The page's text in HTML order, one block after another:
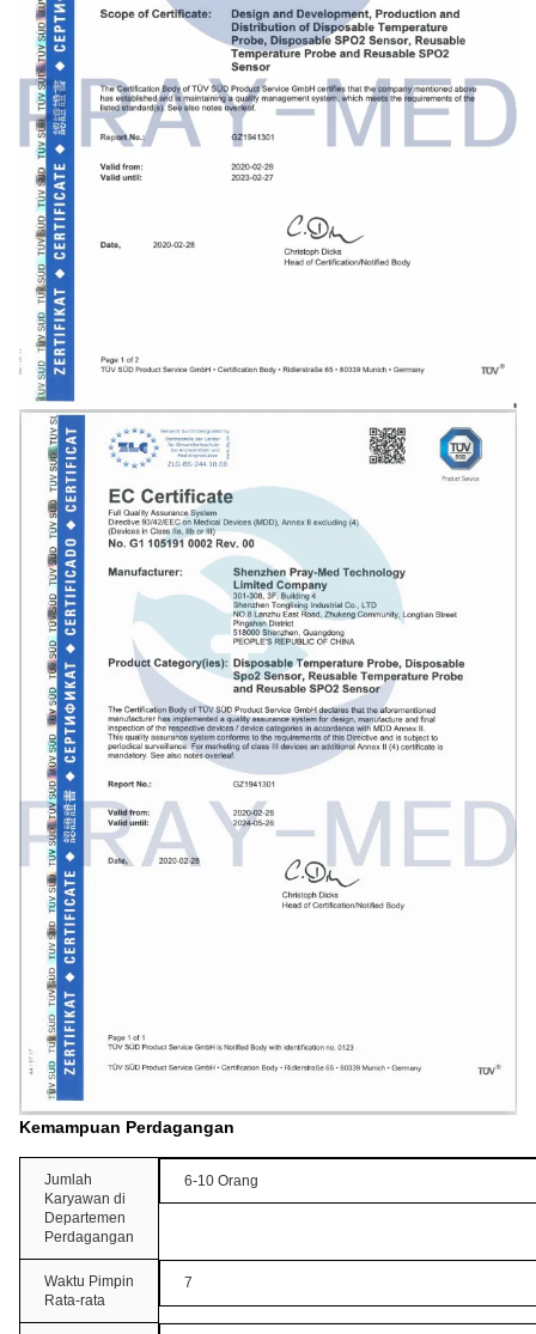
Kemampuan Perdagangan
Jumlah
Karyawan di
Departemen
Perdagangan
6-10 Orang
Waktu Pimpin
Rata-rata
7